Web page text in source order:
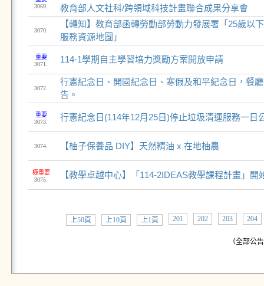
3069.
教育部人文社科/跨領域科技計畫聯合成果分享會
3070.
【轉知】教育部函轉勞動部勞動力發展署「25歲以
服務資源地圖」
重要
3071.
114-1學期自主學習培力獎勵方案開放申請
3072.
行憲紀念日、開國紀念日、寒假及和平紀念日，餐
告。
重要
3073.
行憲紀念日(114年12月25日)停止垃圾清運服務一日
3074. 【柚子保養品 DIY】天然精油 x 在地柚農
極重要
3075.
【教學卓越中心】「114-2IDEAS教學課程計畫」開
上50頁 上10頁 上1頁 201 202 203 204
（全部公